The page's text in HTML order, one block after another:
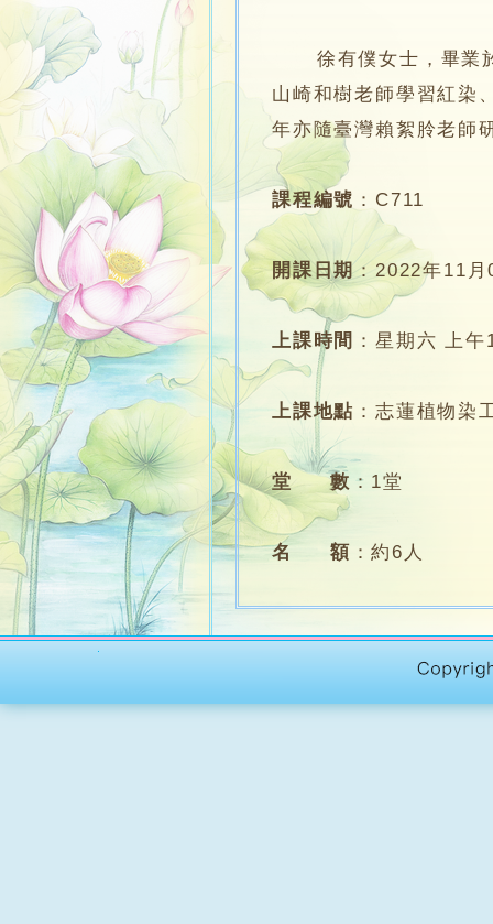
徐有僕女士，畢業於
山崎和樹老師學習紅染
年亦隨臺灣賴絮朎老師
課程編號 ： C711
開課日期：2022年11月
上課時間 ：星期六 上
上課地點 ：志蓮植物染
堂 數 ： 1堂
名 額 ：約6人